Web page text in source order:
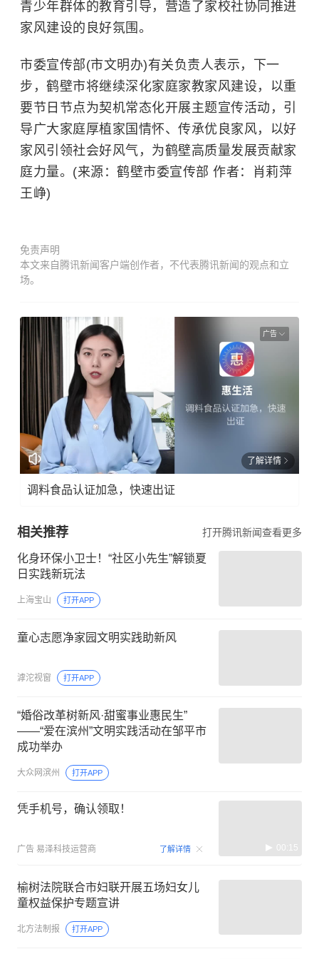
青少年群体的教育引导，营造了家校社协同推进
家风建设的良好氛围。
市委宣传部(市文明办)有关负责人表示，下一
步，鹤壁市将继续深化家庭家教家风建设，以重
要节日节点为契机常态化开展主题宣传活动，引
导广大家庭厚植家国情怀、传承优良家风，以好
家风引领社会好风气，为鹤壁高质量发展贡献家
庭力量。(来源：鹤壁市委宣传部 作者：肖莉萍
王峥)
免责声明
本文来自腾讯新闻客户端创作者，不代表腾讯新闻的观点和立
场。
广告
了解详情
调料食品认证加急，快速出证
相关推荐 打开腾讯新闻查看更多
化身环保小卫士！“社区小先生”解锁夏
日实践新玩法
上海宝山 打开APP
童心志愿净家园文明实践助新风
滹沱视窗 打开APP
“婚俗改革树新风·甜蜜事业惠民生”
——“爱在滨州”文明实践活动在邹平市
成功举办
大众网滨州 打开APP
凭手机号，确认领取！
广告 易泽科技运营商 了解详情 00:15
榆树法院联合市妇联开展五场妇女儿
童权益保护专题宣讲
北方法制报 打开APP